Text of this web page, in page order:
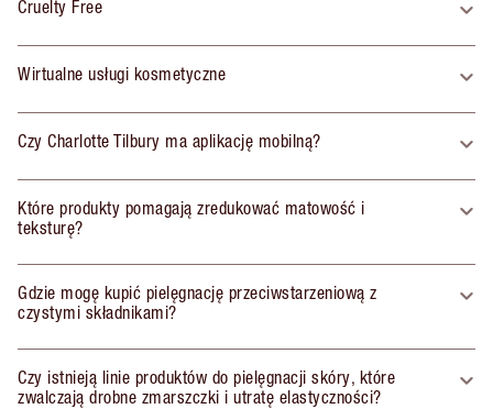
Cruelty Free
Wirtualne usługi kosmetyczne
Czy Charlotte Tilbury ma aplikację mobilną?
Które produkty pomagają zredukować matowość i
teksturę?
Gdzie mogę kupić pielęgnację przeciwstarzeniową z
czystymi składnikami?
Czy istnieją linie produktów do pielęgnacji skóry, które
zwalczają drobne zmarszczki i utratę elastyczności?